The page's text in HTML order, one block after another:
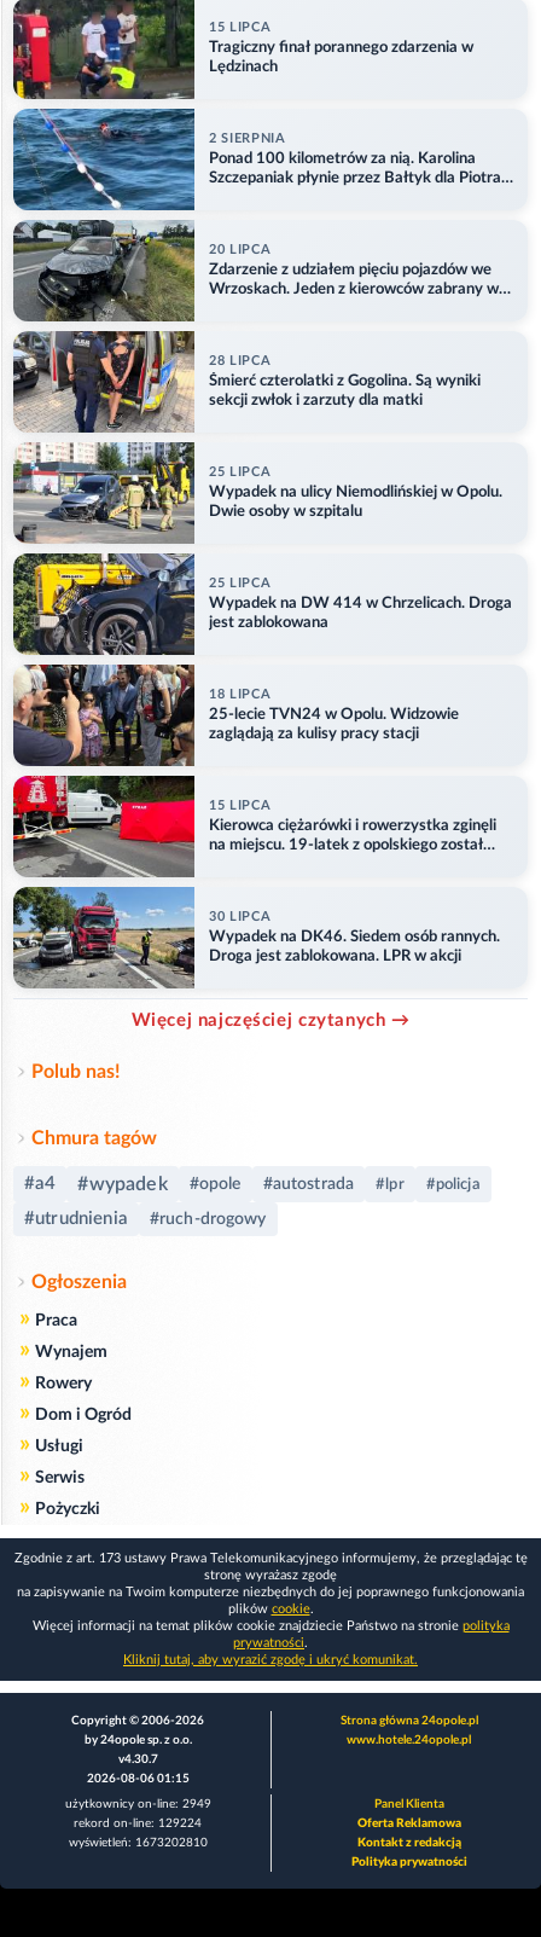
15 LIPCA
Tragiczny finał porannego zdarzenia w
Lędzinach
2 SIERPNIA
Ponad 100 kilometrów za nią. Karolina
Szczepaniak płynie przez Bałtyk dla Piotra.
20 LIPCA
Zdarzenie z udziałem pięciu pojazdów we
Wrzoskach. Jeden z kierowców zabrany w
28 LIPCA
Śmierć czterolatki z Gogolina. Są wyniki
sekcji zwłok i zarzuty dla matki
25 LIPCA
Wypadek na ulicy Niemodlińskiej w Opolu.
Dwie osoby w szpitalu
25 LIPCA
Wypadek na DW 414 w Chrzelicach. Droga
jest zablokowana
18 LIPCA
25-lecie TVN24 w Opolu. Widzowie
zaglądają za kulisy pracy stacji
15 LIPCA
Kierowca ciężarówki i rowerzystka zginęli
na miejscu. 19-latek z opolskiego został
30 LIPCA
Wypadek na DK46. Siedem osób rannych.
Droga jest zablokowana. LPR w akcji
Więcej najczęściej czytanych →
Polub nas!
Chmura tagów
#a4 #wypadek #opole #autostrada #lpr #policja
#utrudnienia #ruch-drogowy
Ogłoszenia
» Praca
» Wynajem
» Rowery
» Dom i Ogród
» Usługi
» Serwis
» Pożyczki
Zgodnie z art. 173 ustawy Prawa Telekomunikacyjnego informujemy, że przeglądając tę
stronę wyrażasz zgodę
na zapisywanie na Twoim komputerze niezbędnych do jej poprawnego funkcjonowania
plików cookie.
Więcej informacji na temat plików cookie znajdziecie Państwo na stronie polityka
prywatności.
Kliknij tutaj, aby wyrazić zgodę i ukryć komunikat.
Copyright © 2006-2026
by 24opole sp. z o.o.
v4.30.7
2026-08-06 01:15
Strona główna 24opole.pl
www.hotele.24opole.pl
użytkownicy on-line: 2949
rekord on-line: 129224
wyświetleń: 1673202810
Panel Klienta
Oferta Reklamowa
Kontakt z redakcją
Polityka prywatności